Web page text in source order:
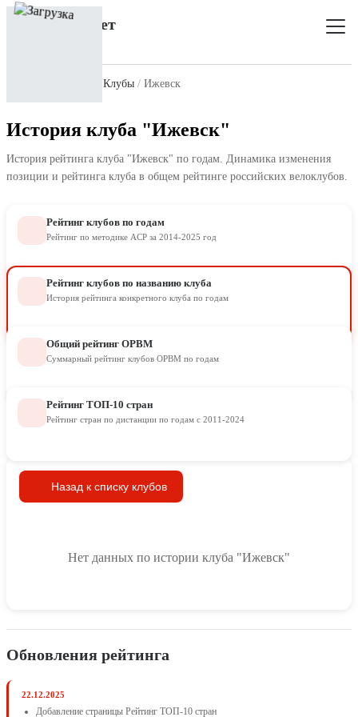
Клубы Ижевск
История клуба "Ижевск"
История рейтинга клуба "Ижевск" по годам. Динамика изменения
позиции и рейтинга клуба в общем рейтинге российских велоклубов.
Рейтинг клубов по годам
Рейтинг по методике ACP за 2014-2025 год
Рейтинг клубов по названию клуба
История рейтинга конкретного клуба по годам
Общий рейтинг ОРВМ
Суммарный рейтинг клубов ОРВМ по годам
Рейтинг ТОП-10 стран
Рейтинг стран по дистанции по годам с 2011-2024
Назад к списку клубов
Нет данных по истории клуба "Ижевск"
Обновления рейтинга
22.12.2025
Добавление страницы Рейтинг ТОП-10 стран